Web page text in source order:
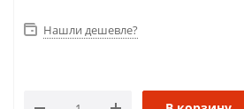
Нашли дешевле?